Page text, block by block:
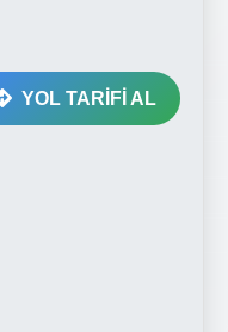
YOL TARİFİ AL